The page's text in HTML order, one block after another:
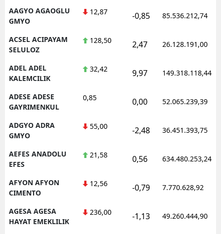
AAGYO AGAOGLU
GMYO
12,87 -0,85 85.536.212,74
ACSEL ACIPAYAM
SELULOZ
128,50 2,47 26.128.191,00
ADEL ADEL
KALEMCILIK
32,42 9,97 149.318.118,44
ADESE ADESE
GAYRIMENKUL
0,85 0,00 52.065.239,39
ADGYO ADRA
GMYO
55,00 -2,48 36.451.393,75
AEFES ANADOLU
EFES
21,58 0,56 634.480.253,24
AFYON AFYON
CIMENTO
12,56 -0,79 7.770.628,92
AGESA AGESA
HAYAT EMEKLILIK
236,00 -1,13 49.260.444,90